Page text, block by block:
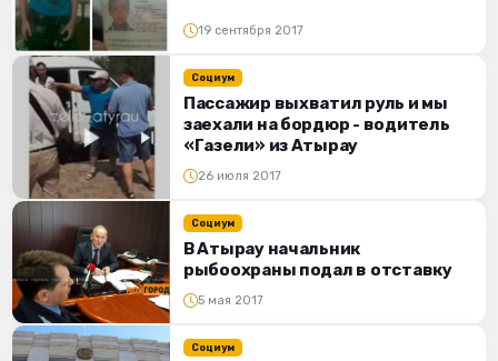
19 сентября 2017
Социум
Пассажир выхватил руль и мы
заехали на бордюр - водитель
«Газели» из Атырау
26 июля 2017
Социум
В Атырау начальник
рыбоохраны подал в отставку
5 мая 2017
Социум